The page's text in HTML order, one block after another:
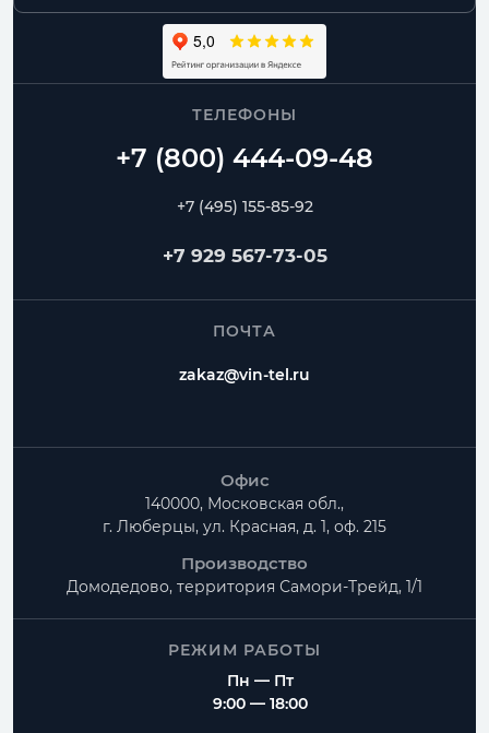
ТЕЛЕФОНЫ
+7 (495) 155-85-92
+7 929 567-73-05
ПОЧТА
zakaz@vin-tel.ru
Офис
140000, Московская обл.,
г. Люберцы, ул. Красная, д. 1, оф. 215
Производство
Домодедово, территория Самори-Трейд, 1/1
РЕЖИМ РАБОТЫ
Пн — Пт
9:00 — 18:00